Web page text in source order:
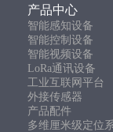
产品中心
智能感知设备
智能控制设备
智能视频设备
LoRa通讯设备
工业互联网平台
外接传感器
产品配件
多维厘米级定位